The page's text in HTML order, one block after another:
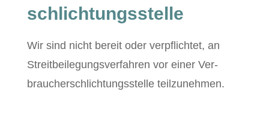
schlichtungs­stelle
Wir sind nicht bere­it oder verpflichtet, an
Stre­it­bei­le­gungsver­fahren vor ein­er Ver­
brauch­er­schlich­tungsstelle teilzunehmen.